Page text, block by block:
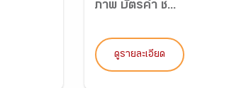
ภาพ บัตรคำ ช...
ดูรายละเอียด